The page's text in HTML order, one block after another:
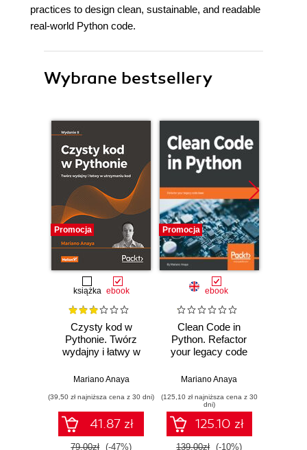
practices to design clean, sustainable, and readable
real-world Python code.
Wybrane bestsellery
Promocja
książka ebook
Czysty kod w
Pythonie. Twórz
wydajny i łatwy w
Wydanie II
Mariano Anaya
(39,50 zł najniższa cena z 30 dni)
41.87 zł
79.00zł (-47%)
Promocja
ebook
Clean Code in
Python. Refactor
your legacy code
Mariano Anaya
(125,10 zł najniższa cena z 30
dni)
125.10 zł
139.00zł (-10%)